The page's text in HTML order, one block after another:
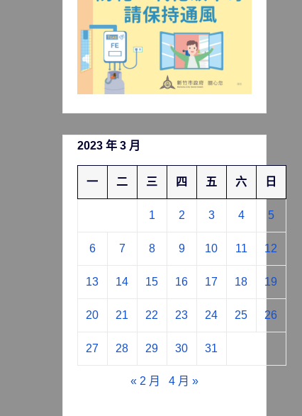
2023 年 3 月
一 二 三 四 五 六 日
1 2 3 4 5
6 7 8 9 10 11 12
13 14 15 16 17 18 19
20 21 22 23 24 25 26
27 28 29 30 31
« 2 月 4 月 »